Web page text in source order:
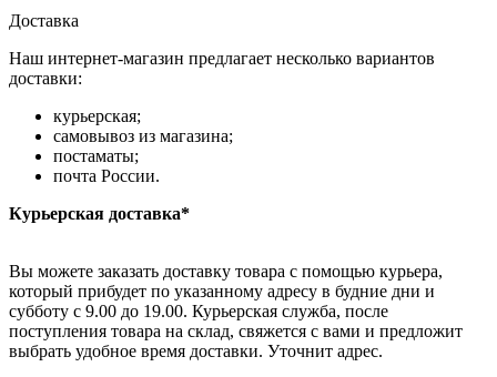
Доставка
Наш интернет-магазин предлагает несколько вариантов
доставки:
курьерская;
самовывоз из магазина;
постаматы;
почта России.
Курьерская доставка*
Вы можете заказать доставку товара с помощью курьера,
который прибудет по указанному адресу в будние дни и
субботу с 9.00 до 19.00. Курьерская служба, после
поступления товара на склад, свяжется с вами и предложит
выбрать удобное время доставки. Уточнит адрес.